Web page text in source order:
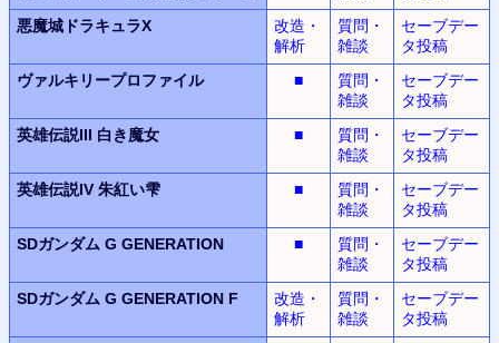
悪魔城ドラキュラX
改造・
解析
質問・
雑談
セーブデー
タ投稿
ヴァルキリープロファイル
■
質問・
雑談
セーブデー
タ投稿
英雄伝説III 白き魔女 ■
質問・
雑談
セーブデー
タ投稿
英雄伝説IV 朱紅い雫 ■
質問・
雑談
セーブデー
タ投稿
SDガンダム G GENERATION
■
質問・
雑談
セーブデー
タ投稿
SDガンダム G GENERATION F
改造・
解析
質問・
雑談
セーブデー
タ投稿